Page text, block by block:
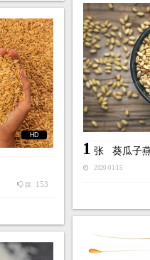
1 张 葵瓜子
2020-01-15
HD
踩 153